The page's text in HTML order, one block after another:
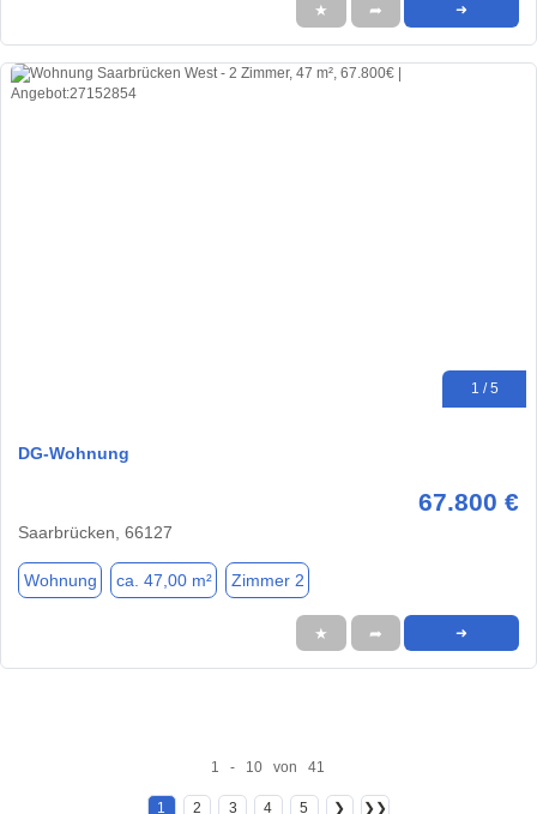
★ ➦ ➜
1 / 5
DG-Wohnung
67.800 €
Saarbrücken, 66127
Wohnung ca. 47,00 m² Zimmer 2
★ ➦ ➜
1 - 10 von 41
1 2 3 4 5 ❯ ❯❯